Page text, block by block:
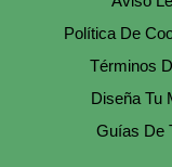
Política De
Términos
Diseña Tu
Guías De